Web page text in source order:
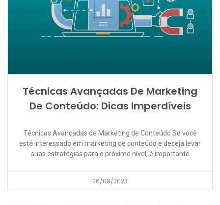
Técnicas Avançadas De Marketing
De Conteúdo: Dicas Imperdíveis
Técnicas Avançadas de Marketing de Conteúdo Se você
está interessado em marketing de conteúdo e deseja levar
suas estratégias para o próximo nível, é importante
26/09/2023